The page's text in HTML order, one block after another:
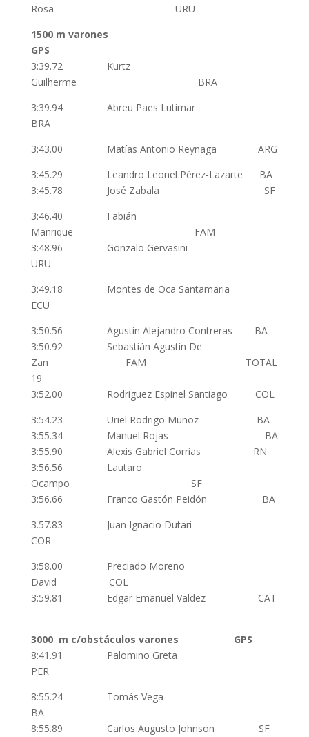
Rosa URU
1500 m varones
GPS
3:39.72 Kurtz
Guilherme BRA
3:39.94 Abreu Paes Lutimar
BRA
3:43.00 Matías Antonio Reynaga ARG
3:45.29 Leandro Leonel Pérez-Lazarte BA
3:45.78 José Zabala SF
3:46.40 Fabián
Manrique FAM
3:48.96 Gonzalo Gervasini
URU
3:49.18 Montes de Oca Santamaria
ECU
3:50.56 Agustín Alejandro Contreras BA
3:50.92 Sebastián Agustín De
Zan FAM TOTAL
19
3:52.00 Rodriguez Espinel Santiago COL
3:54.23 Uriel Rodrigo Muñoz BA
3:55.34 Manuel Rojas BA
3:55.90 Alexis Gabriel Corrías RN
3:56.56 Lautaro
Ocampo SF
3:56.66 Franco Gastón Peidón BA
3.57.83 Juan Ignacio Dutari
COR
3:58.00 Preciado Moreno
David COL
3:59.81 Edgar Emanuel Valdez CAT
3000 m c/obstáculos varones
GPS
8:41.91 Palomino Greta
PER
8:55.24 Tomás Vega
BA
8:55.89 Carlos Augusto Johnson SF